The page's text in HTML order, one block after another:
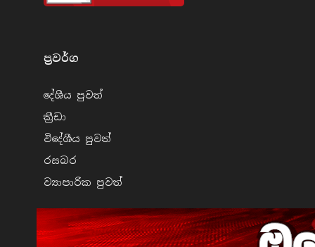
ප්‍රවර්​ග
දේශීය පුව​ත්
ක්‍රී​ඩා
විදේශීය පුව​ත්
රසබ​ර
ව්‍යාපාරික පුව​ත්